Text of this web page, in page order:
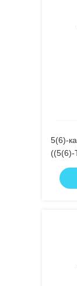
5(6)-
((5(6)-